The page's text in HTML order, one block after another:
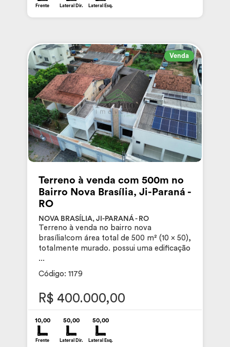
Frente Lateral Dir. Lateral Esq.
Venda
Terreno à venda com 500m no
Bairro Nova Brasília, Ji-Paraná -
RO
NOVA BRASÍLIA, JI-PARANÁ - RO
Terreno à venda no bairro nova
brasília!com área total de 500 m² (10 x 50),
totalmente murado. possui uma edificação
...
Código: 1179
R$ 400.000,00
10,00
Frente
50,00
Lateral Dir.
50,00
Lateral Esq.